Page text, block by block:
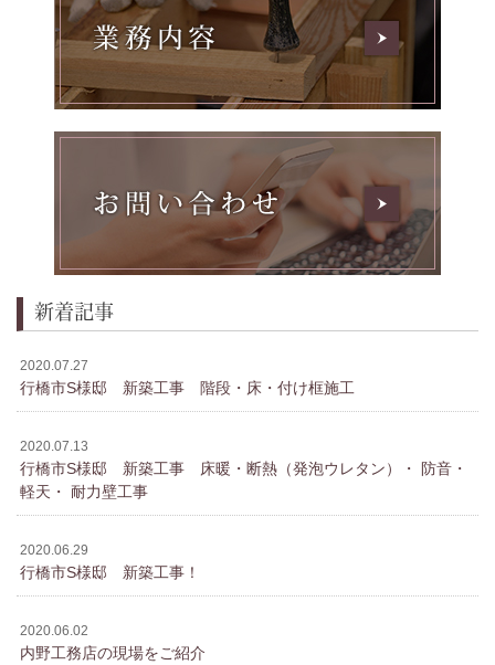
新着記事
2020.07.27
行橋市S様邸 新築工事 階段・床・付け框施工
2020.07.13
行橋市S様邸 新築工事 床暖・断熱（発泡ウレタン）・ 防音・
軽天・ 耐力壁工事
2020.06.29
行橋市S様邸 新築工事！
2020.06.02
内野工務店の現場をご紹介